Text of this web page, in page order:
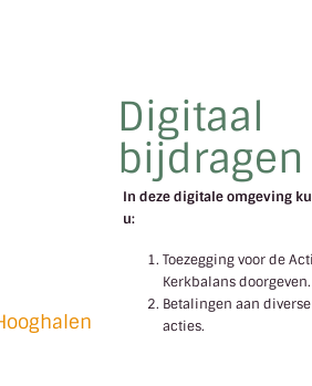
Digitaal
bijdragen
In deze digitale omgeving
u:
Toezegging voor de
Kerkbalans doorgeven.
Betalingen aan diverse
acties.